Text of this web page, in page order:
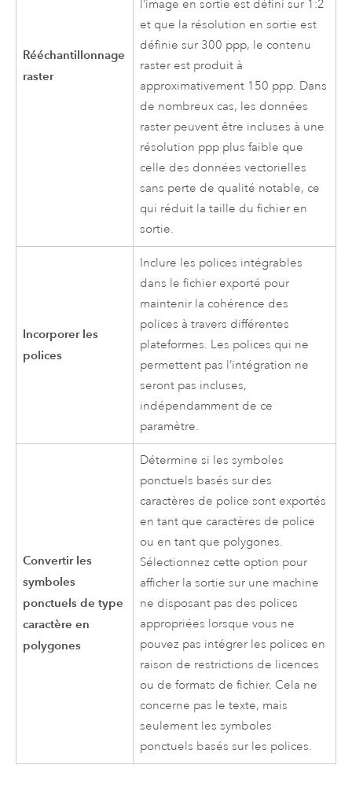
Rééchantillonnage
raster
l’image en sortie est défini sur 1:2
et que la résolution en sortie est
définie sur 300 ppp, le contenu
raster est produit à
approximativement 150 ppp. Dans
de nombreux cas, les données
raster peuvent être incluses à une
résolution ppp plus faible que
celle des données vectorielles
sans perte de qualité notable, ce
qui réduit la taille du fichier en
sortie.
Incorporer les
polices
Inclure les polices intégrables
dans le fichier exporté pour
maintenir la cohérence des
polices à travers différentes
plateformes. Les polices qui ne
permettent pas l’intégration ne
seront pas incluses,
indépendamment de ce
paramètre.
Convertir les
symboles
ponctuels de type
caractère en
polygones
Détermine si les symboles
ponctuels basés sur des
caractères de police sont exportés
en tant que caractères de police
ou en tant que polygones.
Sélectionnez cette option pour
afficher la sortie sur une machine
ne disposant pas des polices
appropriées lorsque vous ne
pouvez pas intégrer les polices en
raison de restrictions de licences
ou de formats de fichier. Cela ne
concerne pas le texte, mais
seulement les symboles
ponctuels basés sur les polices.